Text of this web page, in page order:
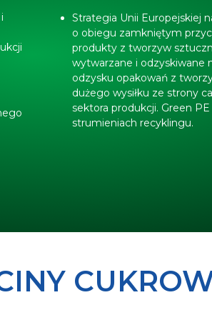
Strategia Unii Europejskiej
o obiegu zamkniętym
produkty z tworzyw
wytwarzane i odzyskiwane
odzysku opakowań z
dużego wysiłku ze strony
sektora produkcji. Green
strumieniach recyklingu.